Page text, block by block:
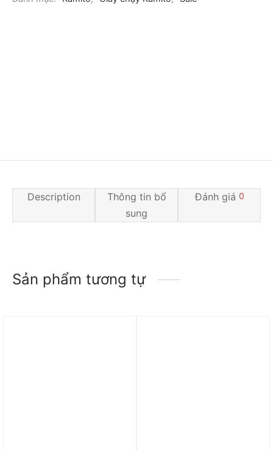
Description
Thông tin bổ
sung
Đánh giá 0
Sản phẩm tương tự